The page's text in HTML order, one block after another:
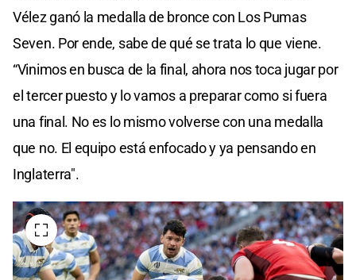
Vélez ganó la medalla de bronce con Los Pumas
Seven. Por ende, sabe de qué se trata lo que viene.
“Vinimos en busca de la final, ahora nos toca jugar por
el tercer puesto y lo vamos a preparar como si fuera
una final. No es lo mismo volverse con una medalla
que no. El equipo está enfocado y ya pensando en
Inglaterra".